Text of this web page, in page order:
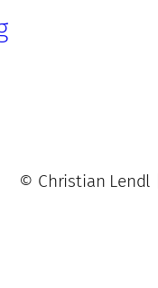
© Christian Lendl |